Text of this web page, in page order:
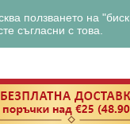
ползването на
съгласни с това.